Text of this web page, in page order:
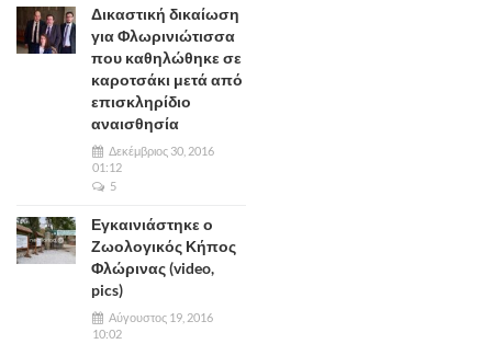
Δικαστική δικαίωση
για Φλωρινιώτισσα
που καθηλώθηκε σε
καροτσάκι μετά από
επισκληρίδιο
αναισθησία
Δεκέμβριος 30, 2016
01:12
5
Εγκαινιάστηκε ο
Ζωολογικός Κήπος
Φλώρινας (video,
pics)
Αύγουστος 19, 2016
10:02